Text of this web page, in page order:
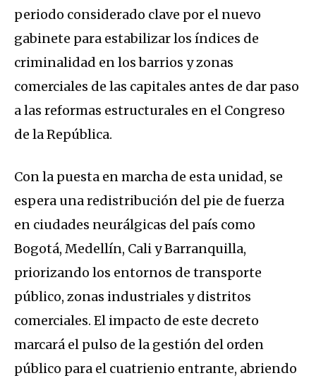
periodo considerado clave por el nuevo
gabinete para estabilizar los índices de
criminalidad en los barrios y zonas
comerciales de las capitales antes de dar paso
a las reformas estructurales en el Congreso
de la República.
Con la puesta en marcha de esta unidad, se
espera una redistribución del pie de fuerza
en ciudades neurálgicas del país como
Bogotá, Medellín, Cali y Barranquilla,
priorizando los entornos de transporte
público, zonas industriales y distritos
comerciales. El impacto de este decreto
marcará el pulso de la gestión del orden
público para el cuatrienio entrante, abriendo